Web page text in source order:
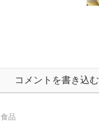
コメントを書き込む
食品